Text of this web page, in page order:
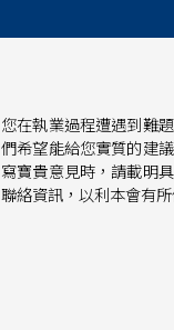
您在執業過程遭遇到難
們希望能給您實質的建
寫寶貴意見時，請載明
聯絡資訊，以利本會有